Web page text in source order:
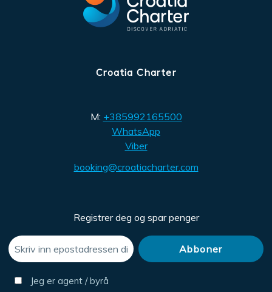
Croatia Charter
M: +385992165500
WhatsApp
Viber
booking@croatiacharter.com
Registrer deg og spar penger
Jeg er agent / byrå